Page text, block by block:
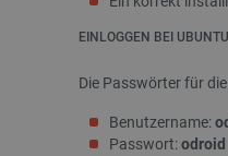
EINLOGGEN BEI UBUNTU
Die Passwörter für
Benutzername:
Passwort:odroid